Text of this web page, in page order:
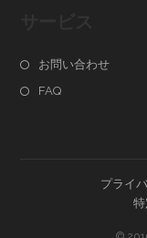
お問い合わせ
FAQ
プライ